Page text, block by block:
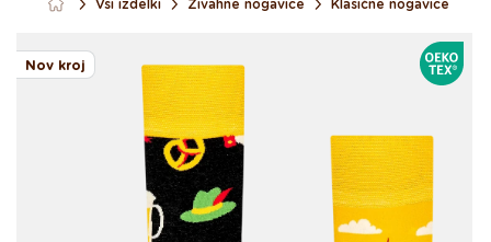
Vsi izdelki Živahne nogavice Klasične nogavice
Nov kroj
izdelku